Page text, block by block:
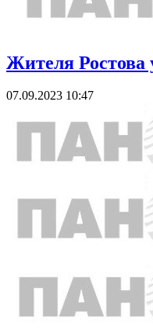
Жителя Ростова
07.09.2023 10:47